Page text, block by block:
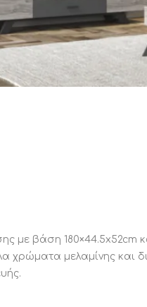
με βάση 180×44.5x52cm
χρώματα μελαμίνης και